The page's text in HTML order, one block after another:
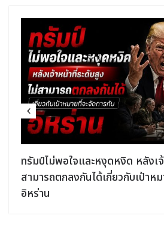
ทรัมป์ไม่พอใจและหงุดหงิด หลังเ
สามารถตกลงกันได้เกี่ยวกับเป้าห
อิหร่าน